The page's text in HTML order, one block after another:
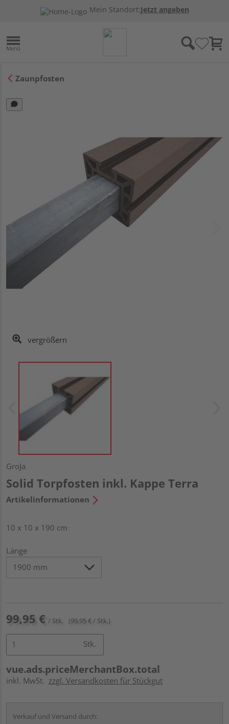
Mein Standort:Jetzt angeben
Zaunpfosten
vergrößern
GroJa
Solid Torpfosten inkl. Kappe Terra
Artikelinformationen
10 x 10 x 190 cm
Länge
99,95 € / Stk. (99,95 € / Stk.)
Stk.
vue.ads.priceMerchantBox.total
inkl. MwSt. zzgl. Versandkosten für Stückgut
Verkauf und Versand durch: